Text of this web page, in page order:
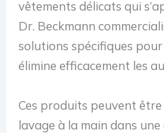
vêtements délicats qui
Dr. Beckmann
solutions spécifiques
élimine efficacement les
Ces produits peuvent
lavage à la main dans